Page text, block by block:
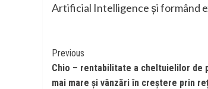
Artificial Intelligence și formând
Continue
Reading
Previous
Chio – rentabilitate a cheltuielilor de
mai mare și vânzări în creștere prin